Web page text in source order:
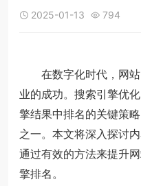
 2025-01-13  794
在数字化时代，网站
业的成功。搜索引擎优
擎结果中排名的关键策
之一。本文将深入探讨
通过有效的方法来提升
擎排名。